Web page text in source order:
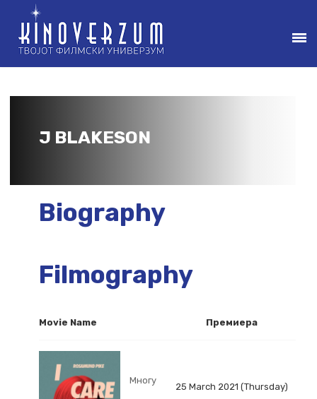
J BLAKESON
Biography
Filmography
Movie Name Премиера
Многу
25 March 2021 (Thursday)